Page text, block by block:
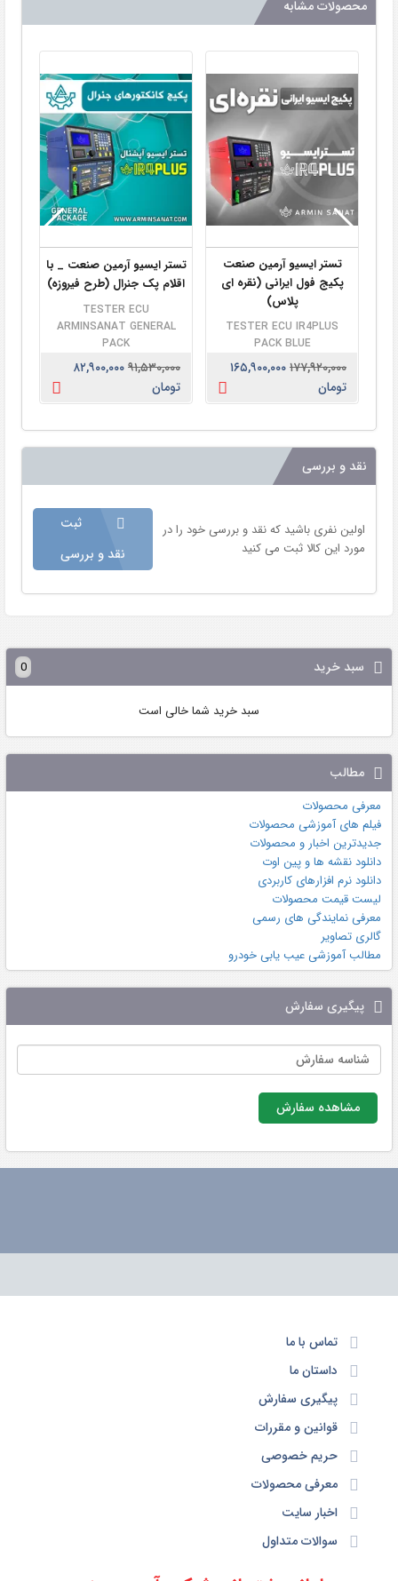
سبد خرید 0
سبد خرید شما خالی است
مطالب
معرفی محصولات
فیلم های آموزشی محصولات
جدیدترین اخبار و محصولات
دانلود نقشه ها و پین اوت
دانلود نرم افزارهای کاربردی
لیست قیمت محصولات
معرفی نمایندگی های رسمی
گالری تصاویر
مطالب آموزشی عیب یابی خودرو
پیگیری سفارش
مشاهده سفارش
محصولات مشابه
تستر ایسیو آرمین صنعت
پکیج فول ایرانی (نقره ای
پلاس)
TESTER ECU IR4PLUS
PACK BLUE
۱۷۷,۹۲۰,۰۰۰۱۶۵,۹۰۰,۰۰۰
تومان
تستر ایسیو آرمین صنعت _ با
اقلام پک جنرال (طرح فیروزه)
TESTER ECU
ARMINSANAT GENERAL
PACK
۹۱,۵۳۰,۰۰۰۸۲,۹۰۰,۰۰۰
تومان
نقد و بررسی
اولین نفری باشید که نقد و بررسی خود را در
مورد این کالا ثبت می کنید
ثبت
نقد و بررسی
تماس با ما
داستان ما
پیگیری سفارش
قوانین و مقررات
حریم خصوصی
معرفی محصولات
اخبار سایت
سوالات متداول